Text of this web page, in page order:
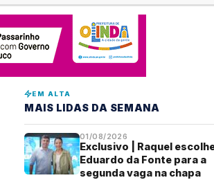
EM ALTA
MAIS LIDAS DA SEMANA
01/08/2026
Exclusivo | Raquel
Eduardo da Fonte para a
segunda vaga na chapa